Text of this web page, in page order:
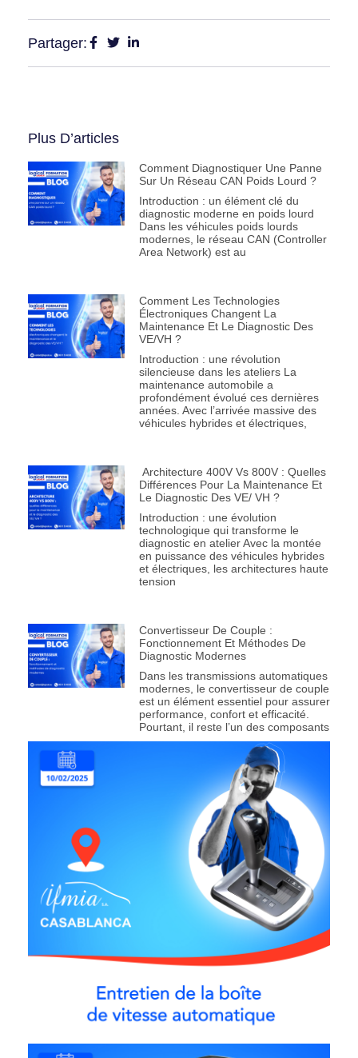
Partager:
Plus D’articles
Comment Diagnostiquer Une Panne
Sur Un Réseau CAN Poids Lourd ?
Introduction : un élément clé du
diagnostic moderne en poids lourd
Dans les véhicules poids lourds
modernes, le réseau CAN (Controller
Area Network) est au
Comment Les Technologies
Électroniques Changent La
Maintenance Et Le Diagnostic Des
VE/VH ?
Introduction : une révolution
silencieuse dans les ateliers La
maintenance automobile a
profondément évolué ces dernières
années. Avec l’arrivée massive des
véhicules hybrides et électriques,
Architecture 400V Vs 800V : Quelles
Différences Pour La Maintenance Et
Le Diagnostic Des VE/ VH ?
Introduction : une évolution
technologique qui transforme le
diagnostic en atelier Avec la montée
en puissance des véhicules hybrides
et électriques, les architectures haute
tension
Convertisseur De Couple :
Fonctionnement Et Méthodes De
Diagnostic Modernes
Dans les transmissions automatiques
modernes, le convertisseur de couple
est un élément essentiel pour assurer
performance, confort et efficacité.
Pourtant, il reste l’un des composants